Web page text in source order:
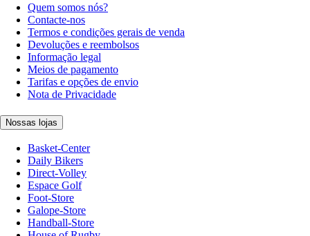
Quem somos nós?
Contacte-nos
Termos e condições gerais de venda
Devoluções e reembolsos
Informação legal
Meios de pagamento
Tarifas e opções de envio
Nota de Privacidade
Nossas lojas
Basket-Center
Daily Bikers
Direct-Volley
Espace Golf
Foot-Store
Galope-Store
Handball-Store